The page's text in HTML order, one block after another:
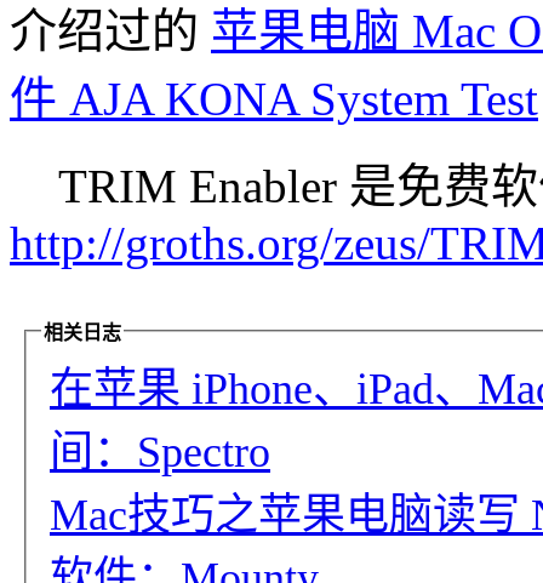
介绍过的 苹果电脑 Mac
件 AJA KONA System Test
TRIM Enabler 是免费
http://groths.org/zeus/
相关日志
在苹果 iPhone、iPad、
间：Spectro
Mac技巧之苹果电脑读写